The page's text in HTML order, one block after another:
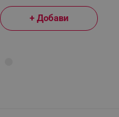
+ Добави